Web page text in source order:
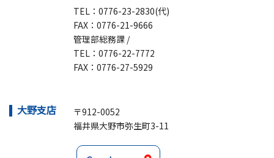
TEL： 0776-23-2830(代)
FAX：0776-21-9666
管理部総務課 /
TEL： 0776-22-7772
FAX：0776-27-5929
大野支店
〒912-0052
福井県大野市弥生町3-11